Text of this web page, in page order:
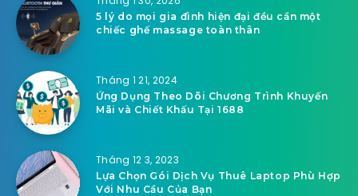
5 lý do mọi gia đình hiện đại đều cần một
chiếc ghế massage toàn thân
Tháng 1 21, 2024
Ứng Dụng Theo Dõi Chương Trình Khuyến
Mãi và Chiết Khấu Tại 1688
Tháng 12 3, 2023
Lựa Chọn Gói Dịch Vụ Thuê Laptop Phù Hợp
Với Nhu Cầu Của Bạn